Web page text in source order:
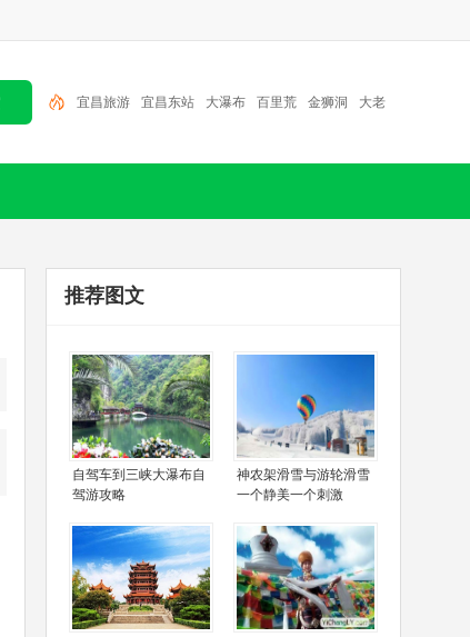
宜昌旅游 宜昌东站 大瀑布 百里荒 金狮洞 大老
推荐图文
自驾车到三峡大瀑布自
驾游攻略
神农架滑雪与游轮滑雪
一个静美一个刺激